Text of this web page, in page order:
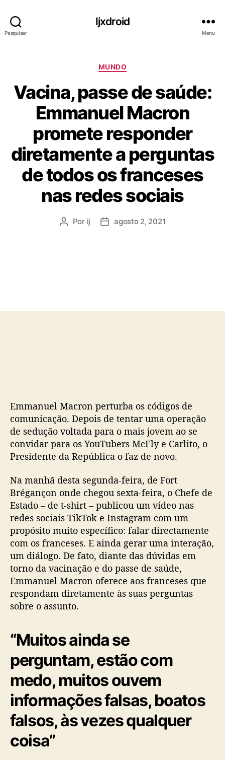
Pesquisar
Ijxdroid
Menu
C
t
e
g
o
r
a
MUNDO
Vacina, passe de saúde:
Emmanuel Macron
promete responder
diretamente a perguntas
de todos os franceses
nas redes sociais
A
o
Por ij
D
b
agosto 2, 2021
Emmanuel Macron perturba os códigos de
comunicação. Depois de tentar uma operação
de sedução voltada para o mais jovem ao se
convidar para os YouTubers McFly e Carlito, o
Presidente da República o faz de novo.
Na manhã desta segunda-feira, de Fort
Brégançon onde chegou sexta-feira, o Chefe de
Estado – de t-shirt – publicou um vídeo nas
redes sociais TikTok e Instagram com um
propósito muito específico: falar directamente
com os franceses. E ainda gerar uma interação,
um diálogo. De fato, diante das dúvidas em
torno da vacinação e do passe de saúde,
Emmanuel Macron oferece aos franceses que
respondam diretamente às suas perguntas
sobre o assunto.
“Muitos ainda se
perguntam, estão com
medo, muitos ouvem
informações falsas, boatos
falsos, às vezes qualquer
coisa”